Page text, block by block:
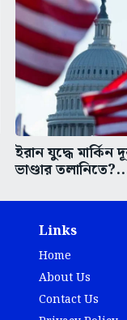
ইরান যুদ্ধে মার্কিন
ভাণ্ডার
Links
Home
About Us
Contact Us